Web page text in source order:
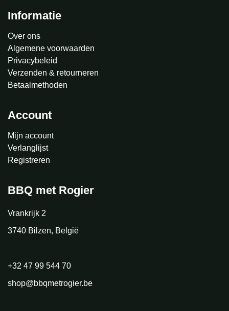
Informatie
Over ons
Algemene voorwaarden
Privacybeleid
Verzenden & retourneren
Betaalmethoden
Account
Mijn account
Verlanglijst
Registreren
BBQ met Rogier
Vrankrijk 2
3740 Bilzen, België
+32 47 99 544 70
shop@bbqmetrogier.be